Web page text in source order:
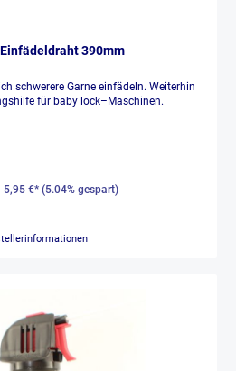
390mm
schwerere Garne einfädeln. Weiterhin
für baby lock–Maschinen.
5,95 €* (5.04% gespart)